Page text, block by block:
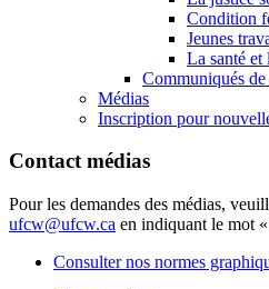
Condition
Jeunes
La santé et
Communiqués de
Médias
Inscription pour
Contact médias
Pour les demandes des médias,
ufcw@ufcw.ca en indiquant le mot «
Consulter nos normes